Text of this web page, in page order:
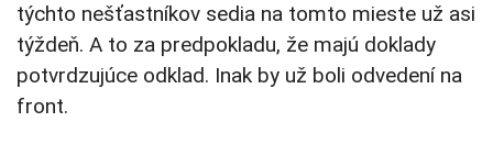
týchto nešťastníkov sedia na tomto mieste už asi
týždeň. A to za predpokladu, že majú doklady
potvrdzujúce odklad. Inak by už boli odvedení na
front.